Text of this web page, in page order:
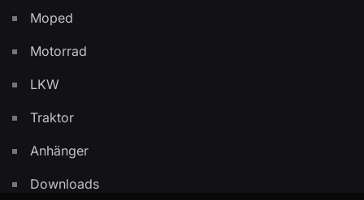
Moped
Motorrad
LKW
Traktor
Anhänger
Downloads